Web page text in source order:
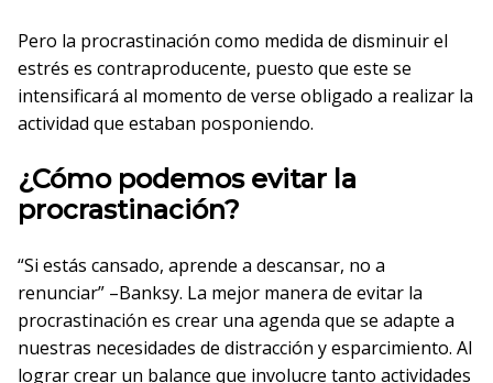
Pero la procrastinación como medida de disminuir el
estrés es contraproducente, puesto que este se
intensificará al momento de verse obligado a realizar la
actividad que estaban posponiendo.
¿Cómo podemos evitar la
procrastinación?
“Si estás cansado, aprende a descansar, no a
renunciar” –Banksy. La mejor manera de evitar la
procrastinación es crear una agenda que se adapte a
nuestras necesidades de distracción y esparcimiento. Al
lograr crear un balance que involucre tanto actividades